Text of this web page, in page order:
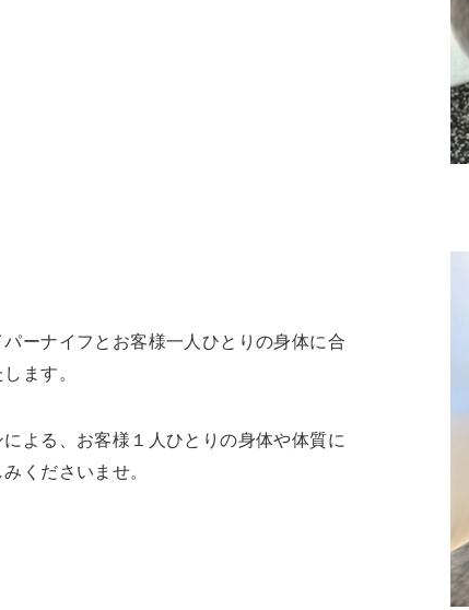
ーナイフとお客様一人ひとりの身体に合
ます。
よる、お客様１人ひとりの身体や体質に
くださいませ。